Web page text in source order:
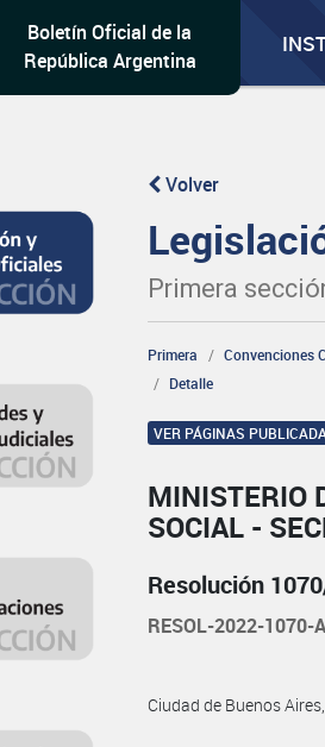
Boletín Oficial de la
República Argentina
Volver
Primera
Primera
Convenciones
Detalle
VER PÁGINAS
MINISTERIO
SOCIAL -
Resolución
RESOL-2022-1070-
Ciudad de Buenos